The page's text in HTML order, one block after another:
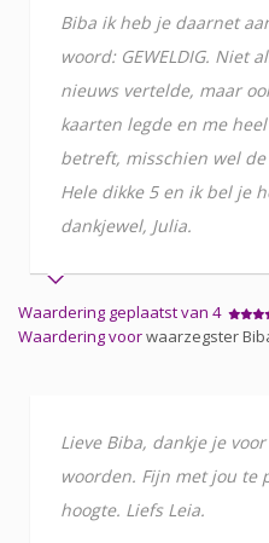
Biba ik heb je daarnet
woord: GEWELDIG. Niet
nieuws vertelde, maar
kaarten legde en me
betreft, misschien wel
Hele dikke 5 en ik bel je
dankjewel, Julia.
Waardering geplaatst van 4
Waardering voorwaarzegster
Lieve Biba, dankje je
woorden. Fijn met jou te
hoogte. Liefs Leia.